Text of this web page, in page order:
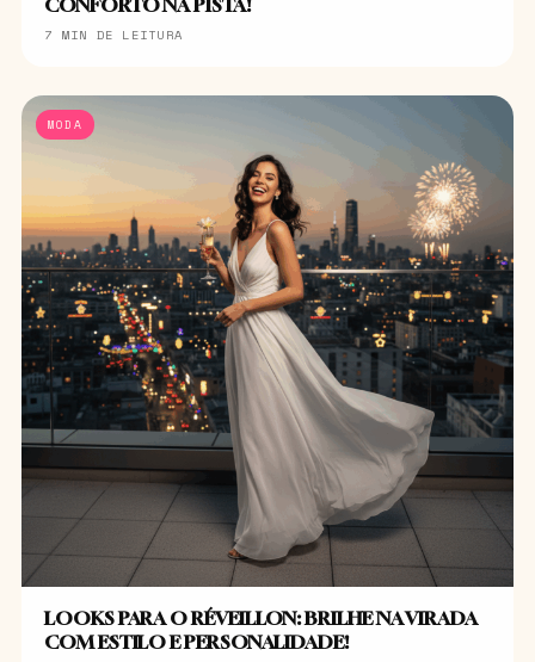
CONFORTO NA PISTA!
7 MIN DE LEITURA
MODA
LOOKS PARA O RÉVEILLON: BRILHE NA VIRADA
COM ESTILO E PERSONALIDADE!